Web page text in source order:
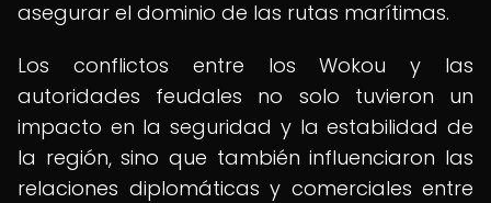
asegurar el dominio de las rutas marítimas.
Los conflictos entre los Wokou y las
autoridades feudales no solo tuvieron un
impacto en la seguridad y la estabilidad de
la región, sino que también influenciaron las
relaciones diplomáticas y comerciales entre